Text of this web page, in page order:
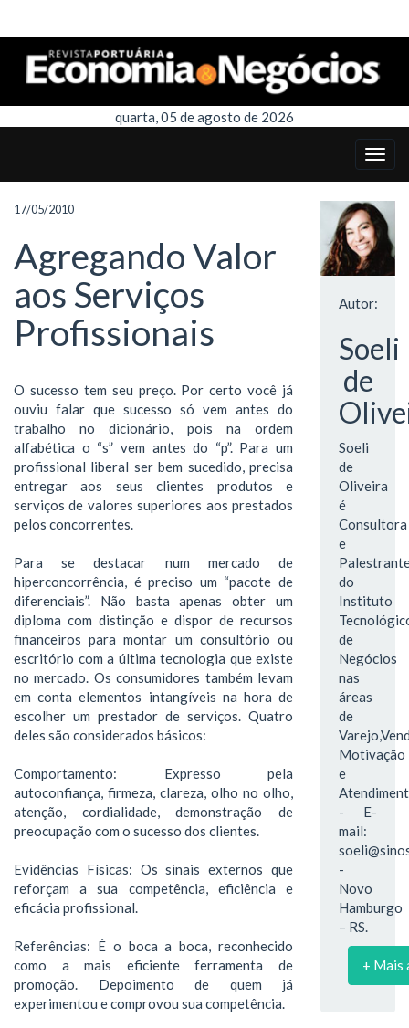
quarta, 05 de agosto de 2026
17/05/2010
Agregando Valor
aos Serviços
Profissionais
O sucesso tem seu preço. Por certo você já
ouviu falar que sucesso só vem antes do
trabalho no dicionário, pois na ordem
alfabética o “s” vem antes do “p”. Para um
profissional liberal ser bem sucedido, precisa
entregar aos seus clientes produtos e
serviços de valores superiores aos prestados
pelos concorrentes.
Para se destacar num mercado de
hiperconcorrência, é preciso um “pacote de
diferenciais”. Não basta apenas obter um
diploma com distinção e dispor de recursos
financeiros para montar um consultório ou
escritório com a última tecnologia que existe
no mercado. Os consumidores também levam
em conta elementos intangíveis na hora de
escolher um prestador de serviços. Quatro
deles são considerados básicos:
Comportamento: Expresso pela
autoconfiança, firmeza, clareza, olho no olho,
atenção, cordialidade, demonstração de
preocupação com o sucesso dos clientes.
Evidências Físicas: Os sinais externos que
reforçam a sua competência, eficiência e
eficácia profissional.
Referências: É o boca a boca, reconhecido
como a mais eficiente ferramenta de
promoção. Depoimento de quem já
experimentou e comprovou sua competência.
Autor:
Soeli
de
Soeli
de
Oliveira
é
Consultora
e
do
Instituto
de
Negócios
nas
áreas
de
Motivação
e
- E-
mail:
-
Novo
Hamburgo
– RS.
+ Mais